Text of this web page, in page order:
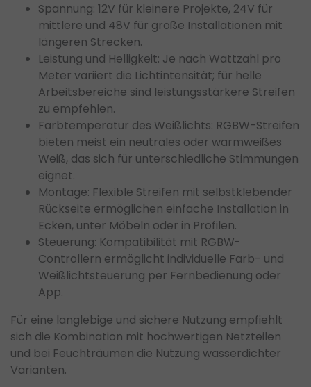
Spannung: 12V für kleinere Projekte, 24V für
mittlere und 48V für große Installationen mit
längeren Strecken.
Leistung und Helligkeit: Je nach Wattzahl pro
Meter variiert die Lichtintensität; für helle
Arbeitsbereiche sind leistungsstärkere Streifen
zu empfehlen.
Farbtemperatur des Weißlichts: RGBW-Streifen
bieten meist ein neutrales oder warmweißes
Weiß, das sich für unterschiedliche Stimmungen
eignet.
Montage: Flexible Streifen mit selbstklebender
Rückseite ermöglichen einfache Installation in
Ecken, unter Möbeln oder in Profilen.
Steuerung: Kompatibilität mit RGBW-
Controllern ermöglicht individuelle Farb- und
Weißlichtsteuerung per Fernbedienung oder
App.
Für eine langlebige und sichere Nutzung empfiehlt
sich die Kombination mit hochwertigen Netzteilen
und bei Feuchträumen die Nutzung wasserdichter
Varianten.